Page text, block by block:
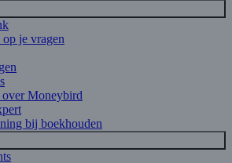
je vragen
over Moneybird
bij boekhouden